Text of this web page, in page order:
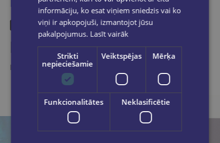
Līdzīgas preces
Ieskaties, varbūt noder
informāciju, ko esat viņiem sniedzis vai ko
viņi ir apkopojuši, izmantojot jūsu
pakalpojumus. Lasīt vairāk
Strikti
nepieciešamie
Veiktspējas Mērķa
Funkcionalitātes Neklasificētie